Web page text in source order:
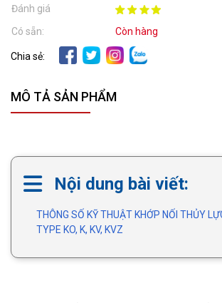
Đánh giá
Có sẵn:
Còn hàng
Chia sẻ:
MÔ TẢ SẢN PHẨM
Nội dung bài viết:
THÔNG SỐ KỸ THUẬT KHỚP NỐI THỦY
TYPE KO, K, KV, KVZ